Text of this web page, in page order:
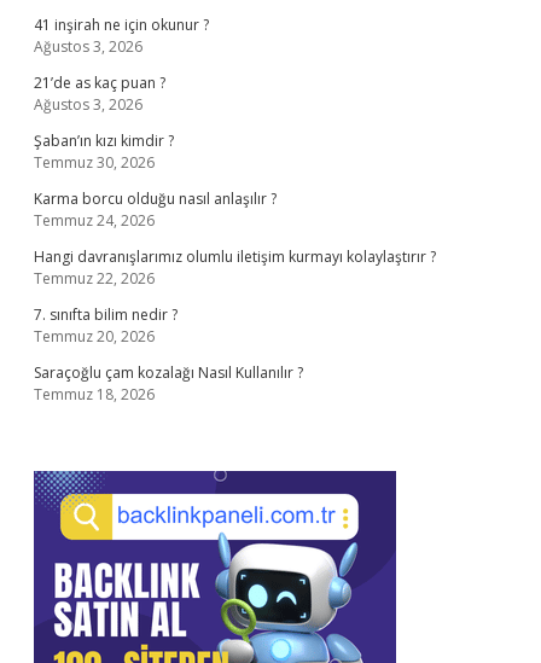
41 inşirah ne için okunur ?
Ağustos 3, 2026
21’de as kaç puan ?
Ağustos 3, 2026
Şaban’ın kızı kimdir ?
Temmuz 30, 2026
Karma borcu olduğu nasıl anlaşılır ?
Temmuz 24, 2026
Hangi davranışlarımız olumlu iletişim kurmayı kolaylaştırır ?
Temmuz 22, 2026
7. sınıfta bilim nedir ?
Temmuz 20, 2026
Saraçoğlu çam kozalağı Nasıl Kullanılır ?
Temmuz 18, 2026